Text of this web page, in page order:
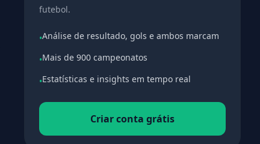
futebol.
•Análise de resultado, gols e ambos marcam
•Mais de 900 campeonatos
•Estatísticas e insights em tempo real
Criar conta grátis